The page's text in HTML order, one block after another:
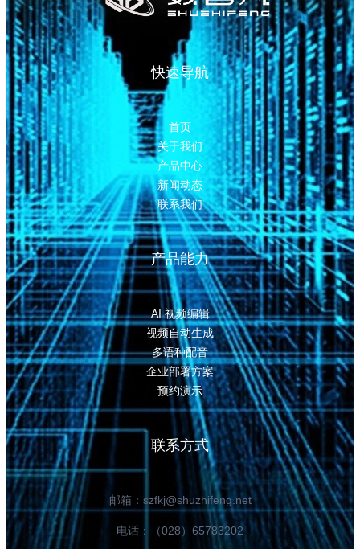
快速导航
首页
关于我们
产品中心
新闻动态
联系我们
产品能力
AI 视频编辑
视频自动生成
多语种配音
企业部署方案
预约演示
联系方式
邮箱：szfkj@shuzhifeng.net
电话：（028）65783202